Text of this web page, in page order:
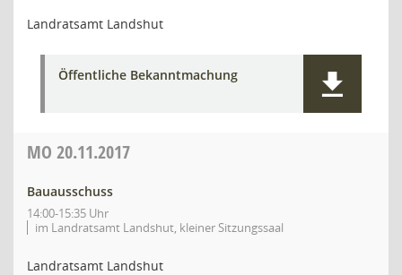
Landratsamt Landshut
Öffentliche Bekanntmachung
MO 20.11.2017
Bauausschuss
14:00-15:35 Uhr
im Landratsamt Landshut, kleiner Sitzungssaal
Landratsamt Landshut